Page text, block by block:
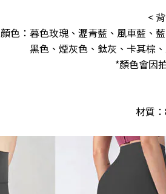
<
顏色：暮色玫瑰、瀝青藍、風車藍、
黑色、煙灰色、鈦灰、卡其棕
*顏色會因
材質